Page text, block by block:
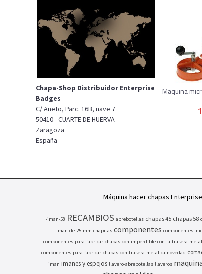
Chapa-Shop Distribuidor Enterprise
Badges
C/ Aneto, Parc. 16B, nave 7
50410 - CUARTE DE HUERVA
Zaragoza
España
Maquina
Máquina hacer chapas
-iman-58 RECAMBIOS abrebotellas chapas 45 chapas 58
iman-de-25-mm chapitas componentes componentes
componentes-para-fabricar-chapas-con-imperdible-con-la-trasera-
componentes-para-fabricar-chapas-con-trasera-metalica-novedad
iman imanes y espejos llavero-abrebotellas llaveros